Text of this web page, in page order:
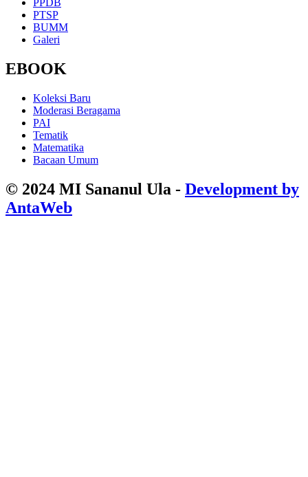
PPDB
PTSP
BUMM
Galeri
EBOOK
Koleksi Baru
Moderasi Beragama
PAI
Tematik
Matematika
Bacaan Umum
© 2024 MI Sananul Ula - Development by
AntaWeb